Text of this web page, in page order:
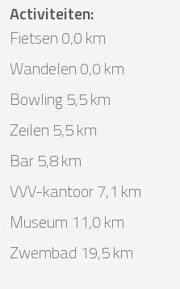
Activiteiten:
Fietsen 0,0 km
Wandelen 0,0 km
Bowling 5,5 km
Zeilen 5,5 km
Bar 5,8 km
VVV-kantoor 7,1 km
Museum 11,0 km
Zwembad 19,5 km